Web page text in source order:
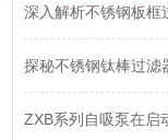
深入解析不锈钢板框
探秘不锈钢钛棒过滤
ZXB系列自吸泵在启